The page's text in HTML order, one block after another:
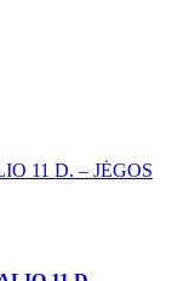
11 D. – JĖGOS